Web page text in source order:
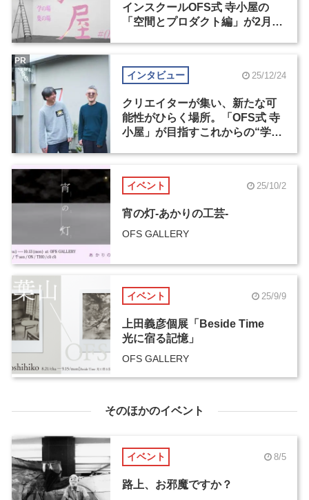
インスクールOFS式 寺小屋の
「空間とプロダクト編」が2月1
インタビュー 25/12/24
クリエイターが集い、新たな可
能性がひらく場所。「OFS式 寺
小屋」が目指すこれからの“学
PR
イベント 25/10/2
宵の灯-あかりの工芸-
OFS GALLERY
イベント 25/9/9
上田義彦個展「Beside Time
光に宿る記憶」
OFS GALLERY
そのほかのイベント
イベント 8/5
路上、お邪魔ですか？